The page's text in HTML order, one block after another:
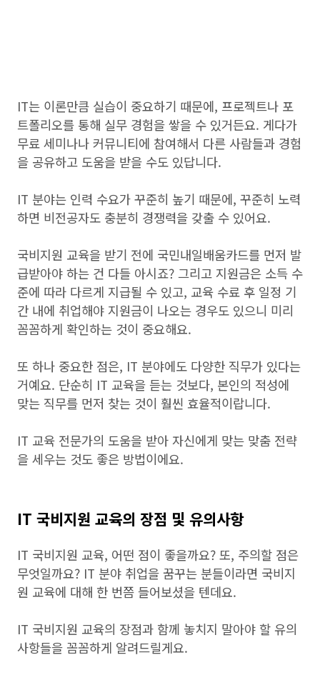
IT는 이론만큼 실습이 중요하기 때문에, 프로젝트나 포
트폴리오를 통해 실무 경험을 쌓을 수 있거든요. 게다가
무료 세미나나 커뮤니티에 참여해서 다른 사람들과 경험
을 공유하고 도움을 받을 수도 있답니다.
IT 분야는 인력 수요가 꾸준히 높기 때문에, 꾸준히 노력
하면 비전공자도 충분히 경쟁력을 갖출 수 있어요.
국비지원 교육을 받기 전에 국민내일배움카드를 먼저 발
급받아야 하는 건 다들 아시죠? 그리고 지원금은 소득 수
준에 따라 다르게 지급될 수 있고, 교육 수료 후 일정 기
간 내에 취업해야 지원금이 나오는 경우도 있으니 미리
꼼꼼하게 확인하는 것이 중요해요.
또 하나 중요한 점은, IT 분야에도 다양한 직무가 있다는
거예요. 단순히 IT 교육을 듣는 것보다, 본인의 적성에
맞는 직무를 먼저 찾는 것이 훨씬 효율적이랍니다.
IT 교육 전문가의 도움을 받아 자신에게 맞는 맞춤 전략
을 세우는 것도 좋은 방법이에요.
IT 국비지원 교육의 장점 및 유의사항
IT 국비지원 교육, 어떤 점이 좋을까요? 또, 주의할 점은
무엇일까요? IT 분야 취업을 꿈꾸는 분들이라면 국비지
원 교육에 대해 한 번쯤 들어보셨을 텐데요.
IT 국비지원 교육의 장점과 함께 놓치지 말아야 할 유의
사항들을 꼼꼼하게 알려드릴게요.